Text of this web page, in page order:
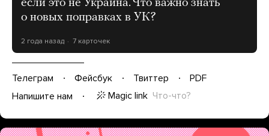
если это не Украина. Что важно знать
о новых поправках в УК?
2 года назад 7 карточек
Телеграм Фейсбук Твиттер
PDF
Напишите нам
Magic link Что-что?